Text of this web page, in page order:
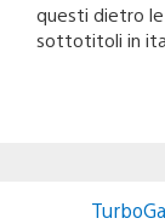
questi dietro
sottotitoli in